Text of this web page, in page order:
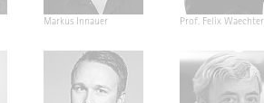
Markus Innauer Prof. Felix Waechter